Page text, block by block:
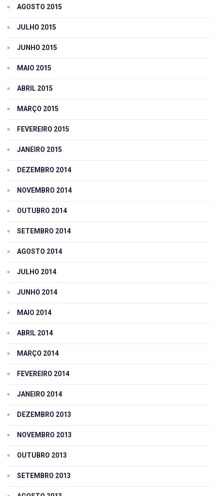
AGOSTO 2015
JULHO 2015
JUNHO 2015
MAIO 2015
ABRIL 2015
MARÇO 2015
FEVEREIRO 2015
JANEIRO 2015
DEZEMBRO 2014
NOVEMBRO 2014
OUTUBRO 2014
SETEMBRO 2014
AGOSTO 2014
JULHO 2014
JUNHO 2014
MAIO 2014
ABRIL 2014
MARÇO 2014
FEVEREIRO 2014
JANEIRO 2014
DEZEMBRO 2013
NOVEMBRO 2013
OUTUBRO 2013
SETEMBRO 2013